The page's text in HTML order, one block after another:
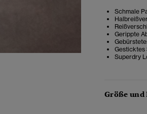
Schmale
Gerippte
Gesticktes
Superdry
Größe und